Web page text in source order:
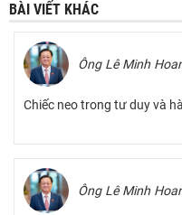
BÀI VIẾT KHÁC
Ông Lê Minh
Chiếc neo trong tư duy và
Ông Lê Minh